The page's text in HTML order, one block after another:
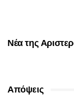
Νέα της
Απόψεις